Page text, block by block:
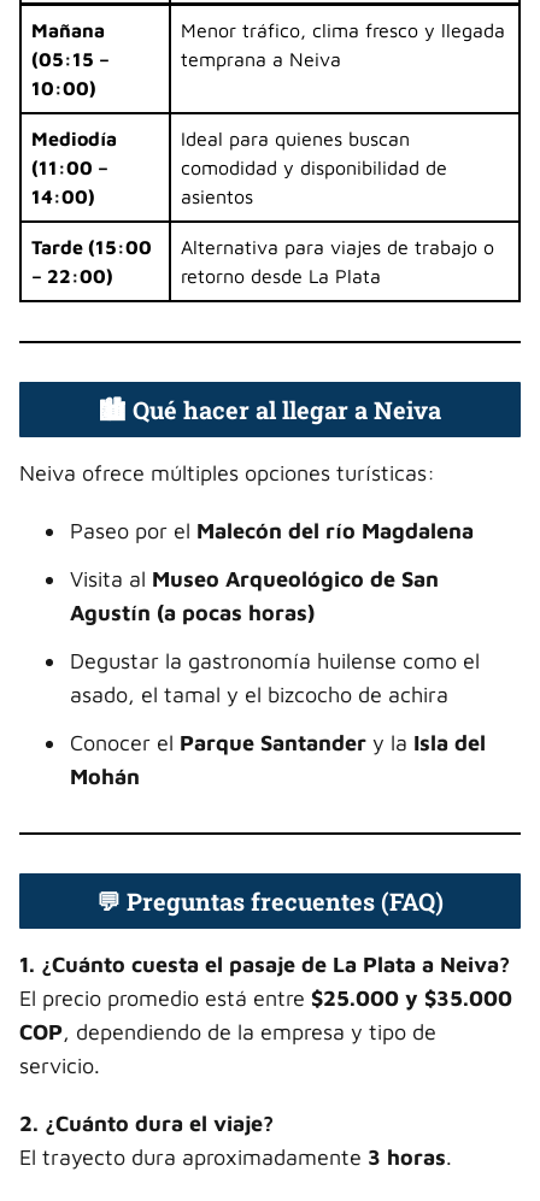
Mañana
(05:15 –
10:00)
Menor tráfico, clima fresco y llegada
temprana a Neiva
Mediodía
(11:00 –
14:00)
Ideal para quienes buscan
comodidad y disponibilidad de
asientos
Tarde (15:00
– 22:00)
Alternativa para viajes de trabajo o
retorno desde La Plata
🏙️ Qué hacer al llegar a Neiva
Neiva ofrece múltiples opciones turísticas:
Paseo por el Malecón del río Magdalena
Visita al Museo Arqueológico de San
Agustín (a pocas horas)
Degustar la gastronomía huilense como el
asado, el tamal y el bizcocho de achira
Conocer el Parque Santander y la Isla del
Mohán
💬 Preguntas frecuentes (FAQ)
1. ¿Cuánto cuesta el pasaje de La Plata a Neiva?
El precio promedio está entre $25.000 y $35.000
COP, dependiendo de la empresa y tipo de
servicio.
2. ¿Cuánto dura el viaje?
El trayecto dura aproximadamente 3 horas.